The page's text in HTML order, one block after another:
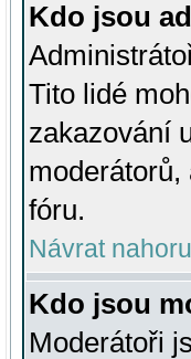
Kdo jsou
Tito lidé
zakazování
fóru.
Návrat nahoru
Kdo jsou
Moderátoři